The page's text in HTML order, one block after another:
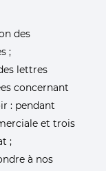
des
;
lettres
concernant
: pendant
et trois
;
à nos